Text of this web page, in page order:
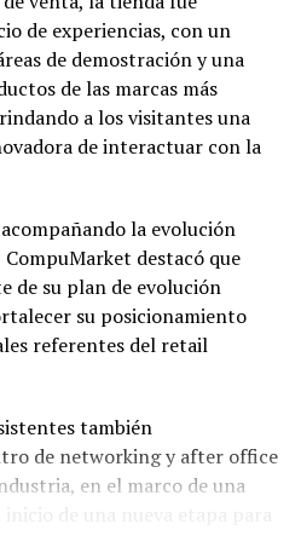
de experiencias, con un
de demostración y una
de las marcas más
a los visitantes una
de interactuar con la
la evolución
destacó que
de su plan de evolución
su posicionamiento
referentes del retail
también
de networking y after office
en el marco de una